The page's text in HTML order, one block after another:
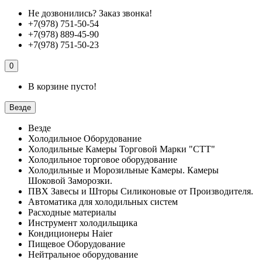
Не дозвонились? Заказ звонка!
+7(978) 751-50-54
+7(978) 889-45-90
+7(978) 751-50-23
0
В корзине пусто!
Везде
Везде
Холодильное Оборудование
Холодильные Камеры Торговой Марки "СТТ"
Холодильное торговое оборудование
Холодильные и Морозильные Камеры. Камеры
Шоковой Заморозки.
ПВХ Завесы и Шторы Силиконовые от Производителя.
Автоматика для холодильных систем
Расходные материалы
Инструмент холодильщика
Кондиционеры Haier
Пищевое Оборудование
Нейтральное оборудование